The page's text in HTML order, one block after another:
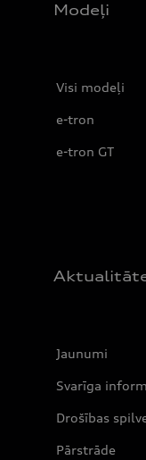
Modeļi
Visi modeļi
e-tron
e-tron GT
Jaunumi
Svarīga
Drošības
Pārstrāde